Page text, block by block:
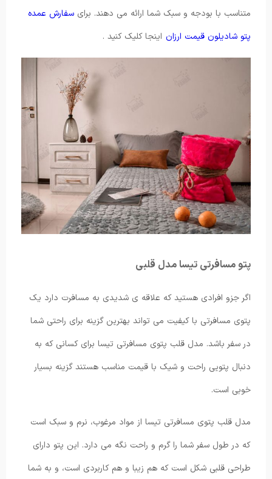
متناسب با بودجه و سبک شما ارائه می دهند. برای سفارش عمده
پتو شادیلون قیمت ارزان اینجا کلیک کنید .
پتو مسافرتی تیسا مدل قلبی
اگر جزو افرادی هستید که علاقه ی شدیدی به مسافرت دارد یک
پتوی مسافرتی با کیفیت می تواند بهترین گزینه برای راحتی شما
در سفر باشد. مدل قلب پتوی مسافرتی تیسا برای کسانی که به
دنبال پتویی راحت و شیک با قیمت مناسب هستند گزینه بسیار
خوبی است.
مدل قلب پتوی مسافرتی تیسا از مواد مرغوب، نرم و سبک است
که در طول سفر شما را گرم و راحت نگه می دارد. این پتو دارای
طراحی قلبی شکل است که هم زیبا و هم کاربردی است، و به شما